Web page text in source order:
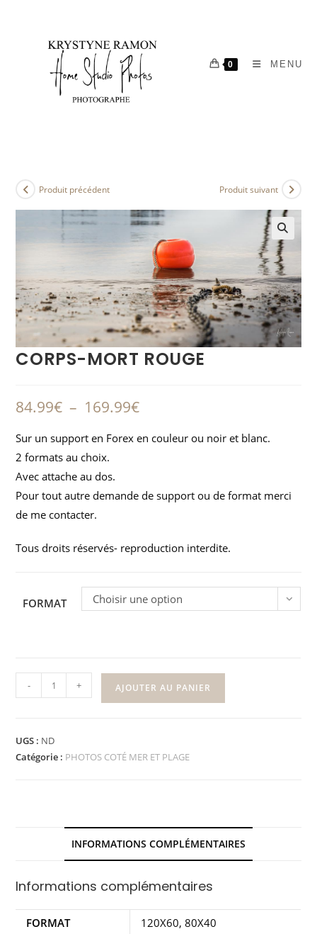
0 MENU
Produit précédent Produit suivant
🔍
CORPS-MORT ROUGE
84.99€ – 169.99€
Sur un support en Forex en couleur ou noir et blanc.
2 formats au choix.
Avec attache au dos.
Pour tout autre demande de support ou de format merci
de me contacter.
Tous droits réservés- reproduction interdite.
FORMAT Choisir une option
- + AJOUTER AU PANIER
UGS : ND
Catégorie : PHOTOS COTÉ MER ET PLAGE
INFORMATIONS COMPLÉMENTAIRES
Informations complémentaires
FORMAT 120X60, 80X40